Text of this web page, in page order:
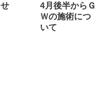
4月後半からＧ
Ｗの施術につ
いて